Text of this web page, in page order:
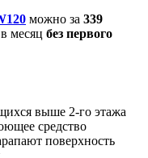
можно за 339
месяц без первого
выше 2-го этажа
средство
поверхность